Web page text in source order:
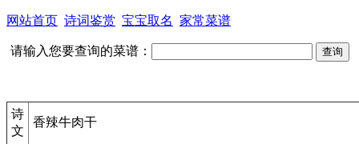
网站首页 诗词鉴赏 宝宝取名 家常菜谱
请输入您要查询的菜谱：
诗
文
香辣牛肉干